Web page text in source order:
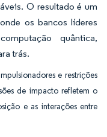
O resultado é um
os bancos líderes
quântica,
trás.
e restrições
de impacto refletem o
e as interações entre